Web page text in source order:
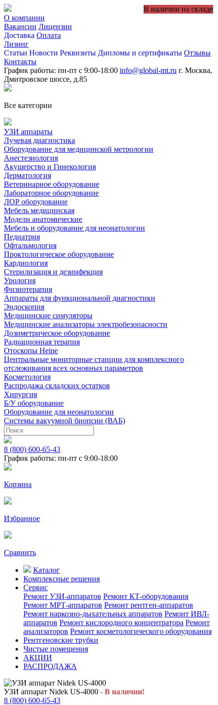
О компании
Вакансии Лицензии
Доставка Оплата
Лизинг
Статьи Новости Реквизиты Дипломы и сертификаты Отзывы
Контакты
График работы: пн-пт с 9:00-18:00 info@global-mt.ru г. Москва,
Дмитровское шоссе, д.85
Все категории
УЗИ аппараты
Лучевая диагностика
Оборудование для медицинской метрологии
Анестезиология
Акушерство и Гинекология
Дерматология
Ветеринарное оборудование
Лабораторное оборудование
ЛОР оборудование
Мебель медицинская
Модели анатомические
Мебель и оборудование для неонатологии
Педиатрия
Офтальмология
Проктологическое оборудование
Кардиология
Стерилизация и дезинфекция
Урология
Физиотерапия
Аппараты для функциональной диагностики
Эндоскопия
Медицинские симуляторы
Медицинские анализаторы электробезопасности
Дозиметрическое оборудование
Радиационная терапия
Отоскопы Heine
Центральные мониторные станции для комплексного
отслеживания всех основных параметров
Косметология
Распродажа складских остатков
Хирургия
Б/У оборудование
Оборудование для неонатологии
Системы вакуумной биопсии (ВАБ)
8 (800) 600-65-43
График работы: пн-пт с 9:00-18:00
Корзина
Избранное
Сравнить
Каталог
Комплексные решения
Сервис
Ремонт УЗИ-аппаратов Ремонт КТ-оборудования
Ремонт МРТ-аппаратов Ремонт рентген-аппаратов
Ремонт наркозно-дыхательных аппаратов Ремонт ИВЛ-
аппаратов Ремонт кислородного концентратора Ремонт
анализаторов Ремонт косметологического оборудования
Рентгеновские трубки
Чистые помещения
АКЦИИ
РАСПРОДАЖА
УЗИ аппарат Nidek US-4000 - В наличии!
8 (800) 600-65-43
В наличии на складе